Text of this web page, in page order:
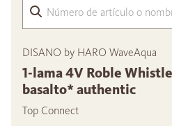
DISANO by HARO WaveAqua
1-lama 4V Roble
basalto* authentic
Top Connect